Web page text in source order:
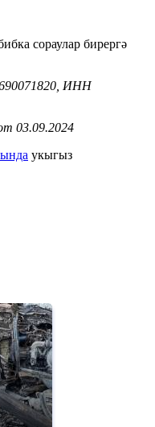
сораулар бирергә
ИНН
03.09.2024
укыгыз